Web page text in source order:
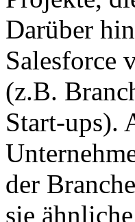
Darüber
Salesforce
(z.B.
Start-ups).
der
sie